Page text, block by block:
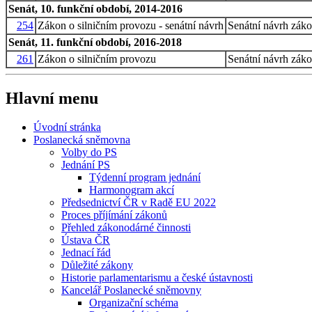
Senát, 10. funkční období, 2014-2016
254 Zákon o silničním provozu - senátní návrh Senátní návrh
Senát, 11. funkční období, 2016-2018
261 Zákon o silničním provozu Senátní návrh
Hlavní menu
Úvodní stránka
Poslanecká sněmovna
Volby do PS
Jednání PS
Týdenní program jednání
Harmonogram akcí
Předsednictví ČR v Radě EU 2022
Proces příjímání zákonů
Přehled zákonodárné činnosti
Ústava ČR
Jednací řád
Důležité zákony
Historie parlamentarismu a české ústavnosti
Kancelář Poslanecké sněmovny
Organizační schéma